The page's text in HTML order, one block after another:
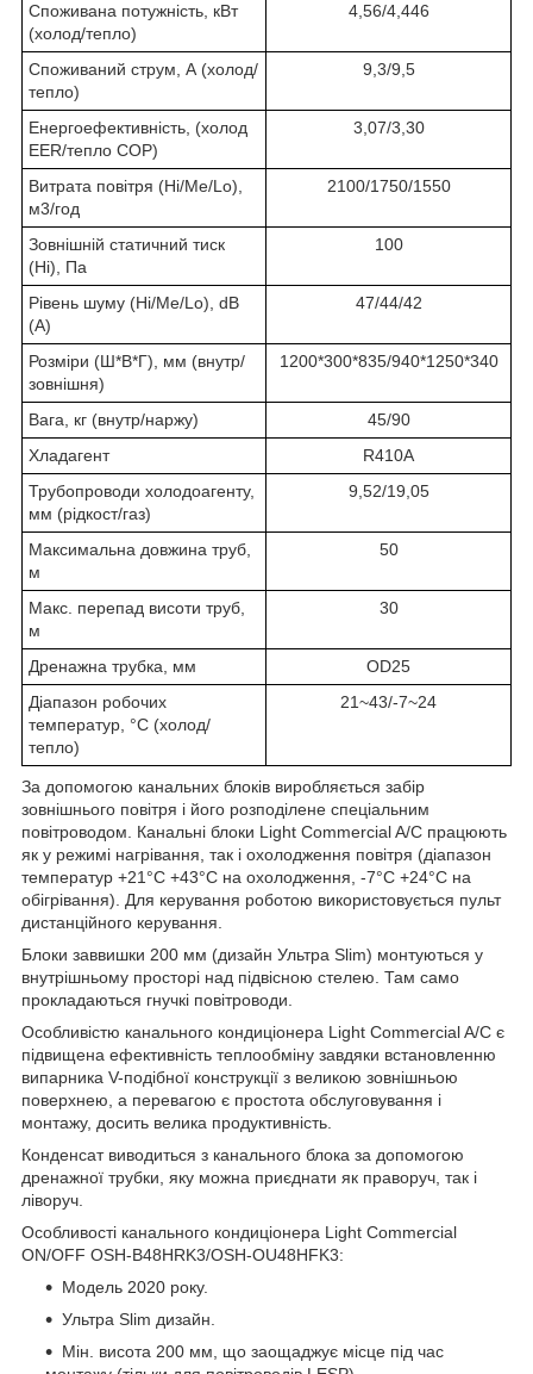
Споживана потужність, кВт
(холод/тепло)
4,56/4,446
Споживаний струм, А (холод/
тепло)
9,3/9,5
Енергоефективність, (холод
EER/тепло COP)
3,07/3,30
Витрата повітря (Hi/Me/Lo),
м3/год
2100/1750/1550
Зовнішній статичний тиск
(Hi), Па
100
Рівень шуму (Hi/Me/Lo), dB
(A)
47/44/42
Розміри (Ш*В*Г), мм (внутр/
зовнішня)
1200*300*835/940*1250*340
Вага, кг (внутр/наржу)
45/90
Хладагент
R410A
Трубопроводи холодоагенту,
мм (рідкост/газ)
9,52/19,05
Максимальна довжина труб,
м
50
Макс. перепад висоти труб,
м
30
Дренажна трубка, мм
OD25
Діапазон робочих
температур, °C (холод/
тепло)
21~43/-7~24
За допомогою канальних блоків виробляється забір
зовнішнього повітря і його розподілене спеціальним
повітроводом. Канальні блоки Light Commercial A/C працюють
як у режимі нагрівання, так і охолодження повітря (діапазон
температур +21°C +43°C на охолодження, -7°C +24°C на
обігрівання). Для керування роботою використовується пульт
дистанційного керування.
Блоки заввишки 200 мм (дизайн Ультра Slim) монтуються у
внутрішньому просторі над підвісною стелею. Там само
прокладаються гнучкі повітроводи.
Особливістю канального кондиціонера Light Commercial A/C є
підвищена ефективність теплообміну завдяки встановленню
випарника V-подібної конструкції з великою зовнішньою
поверхнею, а перевагою є простота обслуговування і
монтажу, досить велика продуктивність.
Конденсат виводиться з канального блока за допомогою
дренажної трубки, яку можна приєднати як праворуч, так і
ліворуч.
Особливості канального кондиціонера Light Commercial
ON/OFF OSH-B48HRK3/OSH-OU48HFK3:
Модель 2020 року.
Ультра Slim дизайн.
Мін. висота 200 мм, що заощаджує місце під час